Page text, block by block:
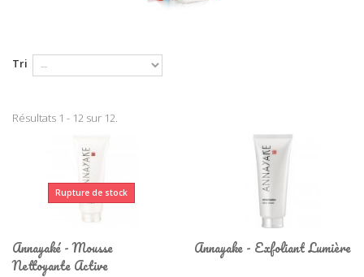
Tri
Résultats 1 - 12 sur 12.
Rupture de stock
Annayaké - Mousse
Nettoyante Active
Annayake - Exfoliant Lumière